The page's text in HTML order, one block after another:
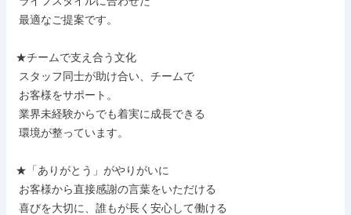
★チームで支え合う文化
★「ありがとう」がやりがいに